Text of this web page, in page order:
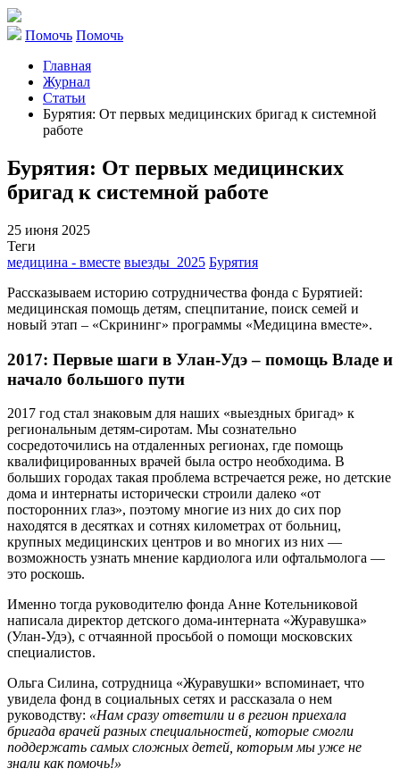
Помочь Помочь
Главная
Журнал
Статьи
Бурятия: От первых медицинских бригад к системной
работе
Бурятия: От первых медицинских
бригад к системной работе
25 июня 2025
Теги
медицина - вместе выезды_2025 Бурятия
Рассказываем историю сотрудничества фонда с Бурятией:
медицинская помощь детям, спецпитание, поиск семей и
новый этап – «Скрининг» программы «Медицина вместе».
2017: Первые шаги в Улан-Удэ – помощь Владе и
начало большого пути
2017 год стал знаковым для наших «выездных бригад» к
региональным детям-сиротам. Мы сознательно
сосредоточились на отдаленных регионах, где помощь
квалифицированных врачей была остро необходима. В
больших городах такая проблема встречается реже, но детские
дома и интернаты исторически строили далеко «от
посторонних глаз», поэтому многие из них до сих пор
находятся в десятках и сотнях километрах от больниц,
крупных медицинских центров и во многих из них —
возможность узнать мнение кардиолога или офтальмолога —
это роскошь.
Именно тогда руководителю фонда Анне Котельниковой
написала директор детского дома-интерната «Журавушка»
(Улан-Удэ), с отчаянной просьбой о помощи московских
специалистов.
Ольга Силина, сотрудница «Журавушки» вспоминает, что
увидела фонд в социальных сетях и рассказала о нем
руководству: «Нам сразу ответили и в регион приехала
бригада врачей разных специальностей, которые смогли
поддержать самых сложных детей, которым мы уже не
знали как помочь!»